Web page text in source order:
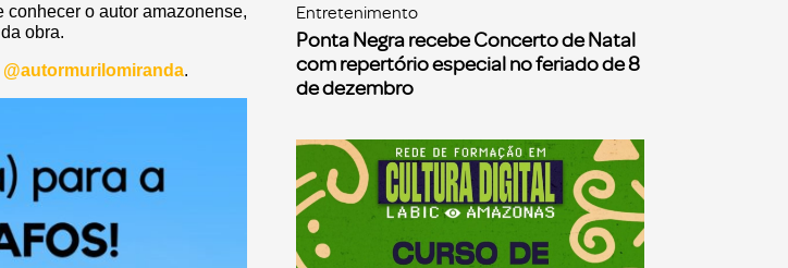
o autor amazonense,
obra.
@autormurilomiranda.
Entretenimento
Ponta Negra recebe Concerto de Natal
com repertório especial no feriado de 8
de dezembro